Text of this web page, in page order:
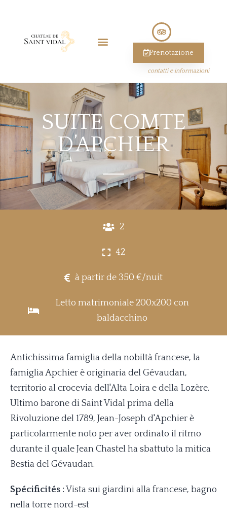
Prenotazione
contatti e informazioni
SUITE COMTE
D’APCHIER
2
42
à partir de 350 €/nuit
Letto matrimoniale 200x200 con
baldacchino
Antichissima famiglia della nobiltà francese, la
famiglia Apchier è originaria del Gévaudan,
territorio al crocevia dell'Alta Loira e della Lozère.
Ultimo barone di Saint Vidal prima della
Rivoluzione del 1789, Jean-Joseph d'Apchier è
particolarmente noto per aver ordinato il ritmo
durante il quale Jean Chastel ha sbattuto la mitica
Bestia del Gévaudan.
Spécificités : Vista sui giardini alla francese, bagno
nella torre nord-est